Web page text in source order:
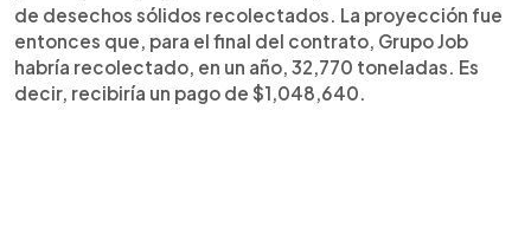
de desechos sólidos recolectados. La proyección fue
entonces que, para el final del contrato, Grupo Job
habría recolectado, en un año, 32,770 toneladas. Es
decir, recibiría un pago de $1,048,640.